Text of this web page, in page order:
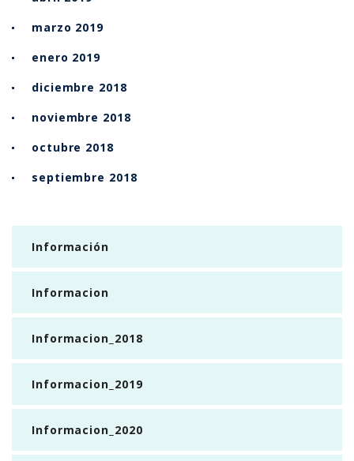
marzo 2019
enero 2019
diciembre 2018
noviembre 2018
octubre 2018
septiembre 2018
Información
Informacion
Informacion_2018
Informacion_2019
Informacion_2020